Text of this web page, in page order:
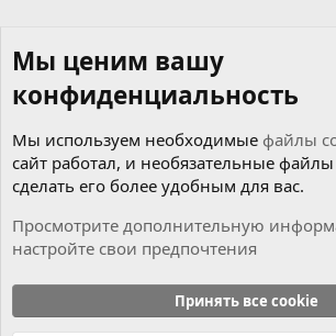
Cookies Russian (RU)
Мы ценим вашу
конфиденциальность
Мы используем необходимые файлы
сайт работал, и необязательные
сделать его более удобным для вас.
Просмотрите дополнительную
настройте свои предпочтения
Принять все cookie